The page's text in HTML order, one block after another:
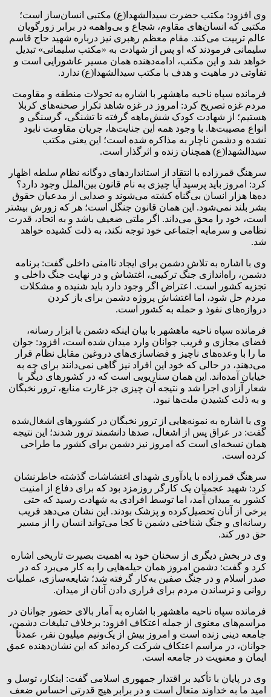
وی افزود: مکتب حضرت سیدالشهدا(ع) مکتبی انسان‌ساز است؛
مکتبی که انسان‌های مقاوم، شجاع و بی‌واهمه در برابر زورگویان
عالم تربیت می‌کند. مقام معظم رهبری نیز درباره شهید حاج قاسم
سلیمانی فرمودند که او پس از شهادت به «مکتب سلیمانی» تبدیل
خواهد شد و این مکتب، ادامه‌دهنده همان مسیر عاشورایی است و
تفاوتی در ماهیت و هدف با مکتب سیدالشهدا(ع) ندارد.
فرمانده سپاه ناحیه ماهشهر با اشاره به تحولات منطقه و مقاومت
مردم غزه تصریح کرد: امروز در غزه شاهد تکرار صحنه‌های کربلا
هستیم؛ از شهادت کودک شش‌ماهه گرفته تا تشنگی، گرسنگی و
انواع مصیبت‌ها. با وجود همه این جنایت‌ها، جریان مقاومت نابود
نشده و دشمن ناچار به مذاکره شده است؛ این یعنی مکتب
سیدالشهدا(ع) همچنان زنده و اثرگذار است.
سرهنگ قمرزاده با انتقاد از استانداردهای دوگانه نظام سلطه اظهار
کرد: امروز باید پرسید آیا چیزی به نام قانون بین‌الملل وجود دارد؟
ده‌ها هزار انسان بی‌گناه کشته می‌شوند و صدایی از مدعیان حقوق
بشر بلند نمی‌شود. این همان قانون جنگل است؛ هر که زورش بیشتر
است، خود را محق می‌داند. اگر ملتی ضعیف باشد و به اتحاد، قدرت
نظامی و سرمایه اجتماعی خود توجه نکند، به ذلت کشیده خواهد
شد.
وی با اشاره به تلاش دشمن برای ایجاد ناامنی داخلی گفت: برنامه
دشمن، راه‌اندازی جنگ ترکیبی، اغتشاش و در نهایت جنگ داخلی و
تجزیه کشور است. اعتراض اگر وجود دارد باید شنیده و مشکلات
مردم حل شود، اما اغتشاش پروژه دشمن برای باز کردن
دروازه‌های نفوذ و حمله به کشور است.
فرمانده سپاه ناحیه ماهشهر با بیان اینکه دشمن با ابزار رسانه،
فضای مجازی و فریب جوانان وارد میدان شده است، افزود: جوان
ما را با وعده‌های ناچیز و فضاسازی‌های دروغین مقابل نظام قرار
می‌دهند، در حالی که خود این افراد نیز گاهی نمی‌دانند برای چه به
خیابان آمده‌اند. این همان سناریویی است که در کشورهای دیگر با
شعار آزادی اجرا شد و نتیجه آن چیزی جز غارت منابع، ترور نخبگان
و به ذلت کشیدن ملت‌ها نبود.
وی با اشاره به نمونه‌هایی از ترور نخبگان در کشورهای اشغال‌شده
گفت: در عراق پس از اشغال، صدها دانشمند ترور شدند؛ این نتیجه
همان نسخه‌ای است که امروز نیز دشمن برای کشور ما طراحی
کرده است.
سرهنگ قمرزاده با یادآوری شهدای اغتشاشات گذشته خاطرنشان
کرد: شهید عجمیان یک کارگر روزمزد بود که برای دفاع از امنیت
کشور به میدان آمد، اما توسط افرادی به شهادت رسید که حتی
برخی از آنان تحصیل‌کرده و پزشک بودند. این نشان می‌دهد فریب
رسانه‌ای و جنگ شناختی دشمن تا کجا می‌تواند انسان را از مسیر
حق دور کند.
وی در بخش دیگری از سخنان خود به اهمیت بصیرت تاریخی اشاره
کرد و گفت: دشمن امروز همان حیله‌هایی را به کار می‌برد که در
صدر اسلام و در جنگ صفین به‌کار گرفته شد؛ شایعه‌سازی، عملیات
روانی و ترساندن مردم برای فراری دادن آنان از میدان.
فرمانده سپاه ناحیه ماهشهر با اشاره به آمار بالای حضور جوانان در
مراسم‌های معنوی از جمله اعتکاف افزود: برخلاف تبلیغات دشمن،
جامعه دینی زنده است و امروز بیش از یک‌ونیم میلیون نفر، عمدتاً
جوانان، در مراسم اعتکاف شرکت کرده‌اند که این نشان‌دهنده عمق
ایمان و معنویت در جامعه است.
وی در پایان با تأکید بر اقتدار جمهوری اسلامی گفت: ابتکار، توسل و
امید ما به خداوند متعال است و در برابر هیچ قدرتی احساس ضعف